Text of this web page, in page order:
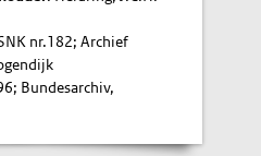
nr.182; Archief
Bundesarchiv,